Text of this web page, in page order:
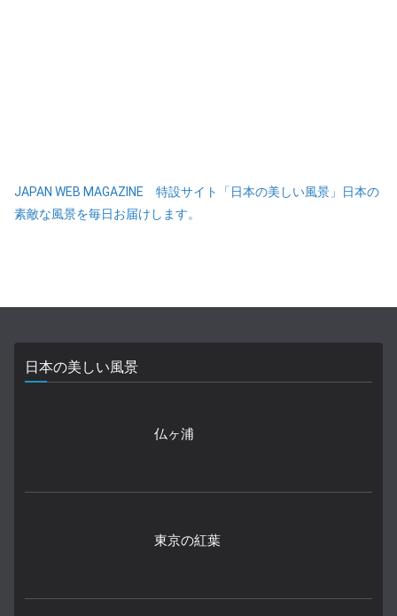
JAPAN WEB MAGAZINE 特設サイト「日本の美しい風景」日本の
素敵な風景を毎日お届けします。
日本の美しい風景
仏ヶ浦
東京の紅葉